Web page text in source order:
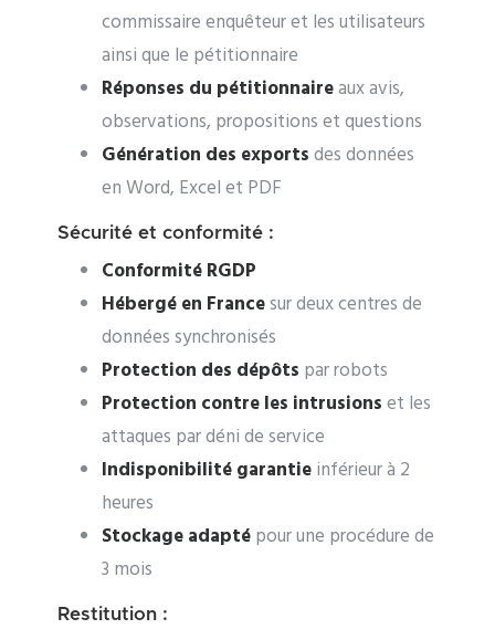
commissaire enquêteur et les utilisateurs
ainsi que le pétitionnaire
Réponses du pétitionnaireaux avis,
observations, propositions et questions
Génération des exportsdes données
en Word, Excel et PDF
Sécurité et conformité :
Conformité RGDP
Hébergé en Francesur deux centres de
données synchronisés
Protection des dépôts par robots
Protection contre les intrusionset les
attaques par déni de service
Indisponibilité garantieinférieur à 2
heures
Stockage adaptépour une procédure de
3 mois
Restitution :